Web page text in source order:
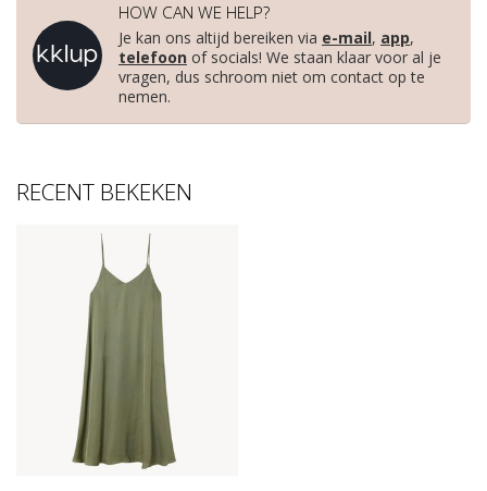
HOW CAN WE HELP?
Je kan ons altijd bereiken via e-mail, app,
telefoon of socials! We staan klaar voor al je
vragen, dus schroom niet om contact op te
nemen.
RECENT BEKEKEN